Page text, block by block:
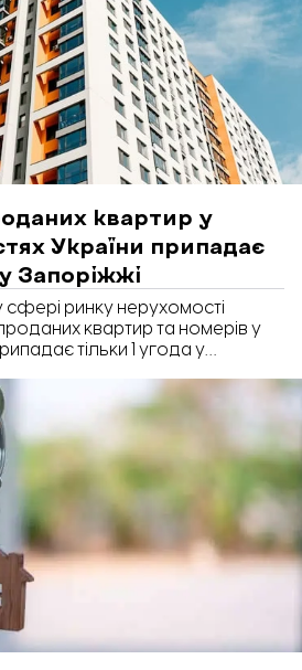
квартир у
України припадає
Запоріжжі
сфері ринку нерухомості
квартир та номерів у
тільки 1 угода у